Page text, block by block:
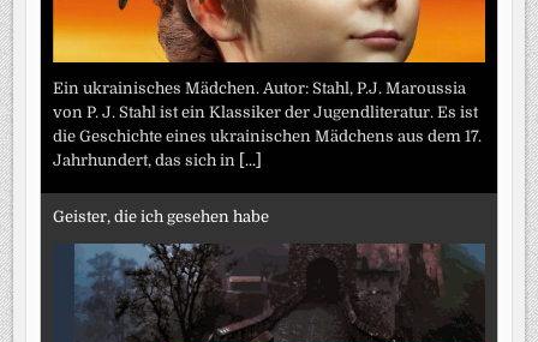
Ein ukrainisches Mädchen. Autor: Stahl, P.J. Maroussia
von P. J. Stahl ist ein Klassiker der Jugendliteratur. Es ist
die Geschichte eines ukrainischen Mädchens aus dem 17.
Jahrhundert, das sich in [...]
Geister, die ich gesehen habe